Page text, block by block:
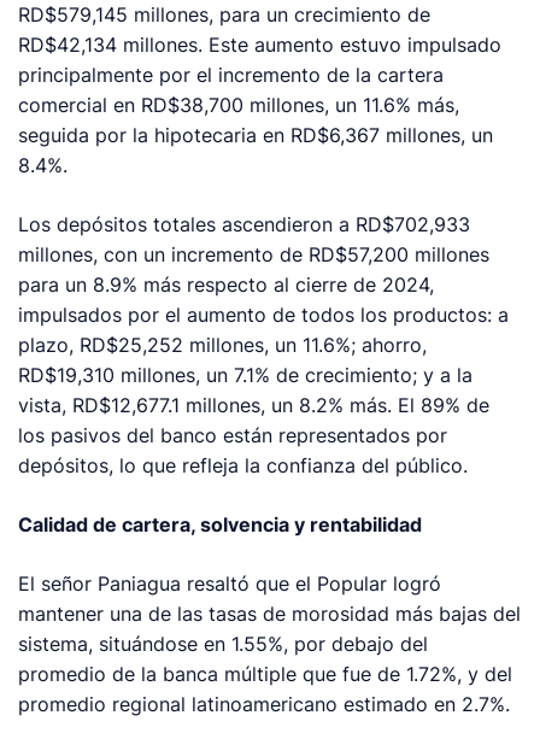
RD$579,145 millones, para un crecimiento de
RD$42,134 millones. Este aumento estuvo impulsado
principalmente por el incremento de la cartera
comercial en RD$38,700 millones, un 11.6% más,
seguida por la hipotecaria en RD$6,367 millones, un
8.4%.
Los depósitos totales ascendieron a RD$702,933
millones, con un incremento de RD$57,200 millones
para un 8.9% más respecto al cierre de 2024,
impulsados por el aumento de todos los productos: a
plazo, RD$25,252 millones, un 11.6%; ahorro,
RD$19,310 millones, un 7.1% de crecimiento; y a la
vista, RD$12,677.1 millones, un 8.2% más. El 89% de
los pasivos del banco están representados por
depósitos, lo que refleja la confianza del público.
Calidad de cartera, solvencia y rentabilidad
El señor Paniagua resaltó que el Popular logró
mantener una de las tasas de morosidad más bajas del
sistema, situándose en 1.55%, por debajo del
promedio de la banca múltiple que fue de 1.72%, y del
promedio regional latinoamericano estimado en 2.7%.